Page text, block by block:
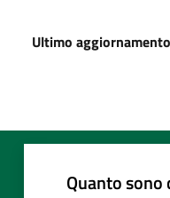
Ultimo aggiornamento
Quanto